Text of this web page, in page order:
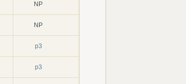
NP
NP
p3
p3